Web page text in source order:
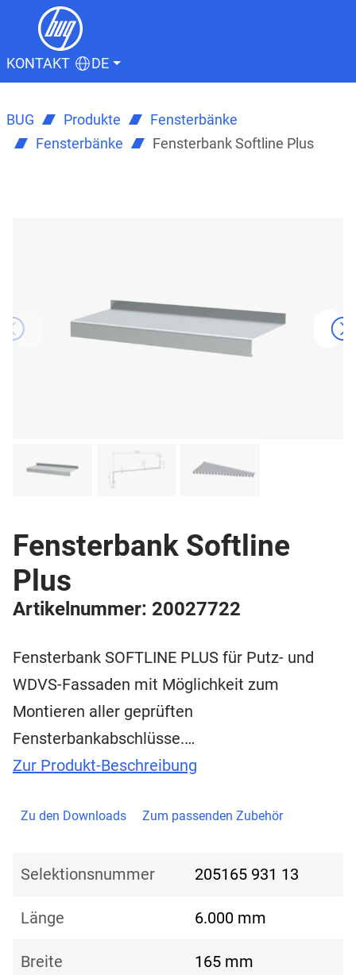
KONTAKT DE
BUG Produkte
Fensterbänke
Fensterbänke
Fensterbank Softline Plus
Fensterbank Softline
Plus
Artikelnummer: 20027722
Fensterbank SOFTLINE PLUS für Putz- und
WDVS-Fassaden mit Möglichkeit zum
Montieren aller geprüften
Fensterbankabschlüsse.…
Zur Produkt-Beschreibung
Zu den Downloads Zum passenden Zubehör
Selektionsnummer 205165 931 13
Länge 6.000 mm
Breite 165 mm